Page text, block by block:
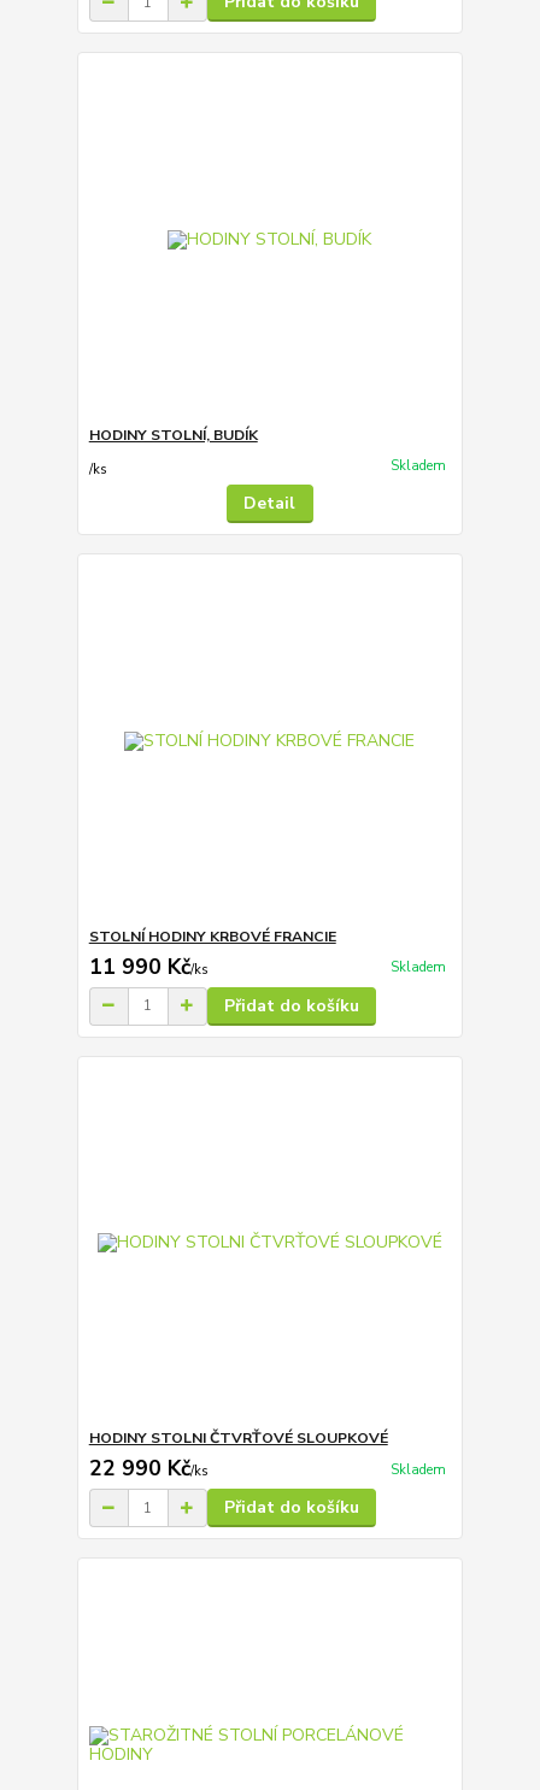
HODINY STOLNÍ, BUDÍK
/ks Skladem
Detail
STOLNÍ HODINY KRBOVÉ FRANCIE
11 990 Kč/ks Skladem
Přidat do košíku
HODINY STOLNI ČTVRŤOVÉ SLOUPKOVÉ
22 990 Kč/ks Skladem
Přidat do košíku